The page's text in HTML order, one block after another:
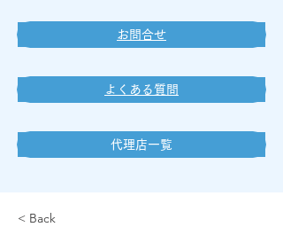
お問合せ
よくある質問
代理店一覧
< Back